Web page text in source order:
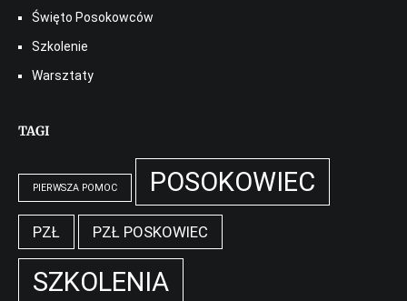
Święto Posokowców
Szkolenie
Warsztaty
TAGI
PIERWSZA POMOC POSOKOWIEC
PZŁ PZŁ POSKOWIEC
SZKOLENIA